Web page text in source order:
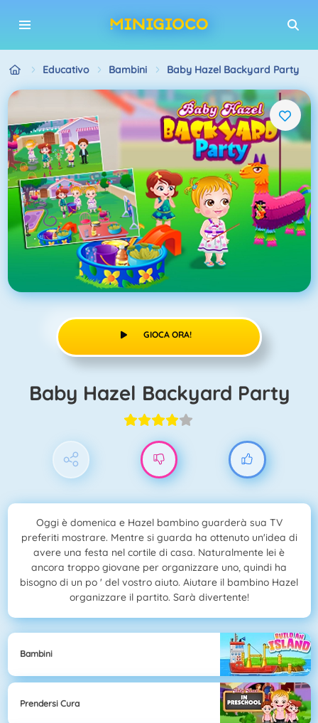
Educativo Bambini Baby Hazel Backyard Party
GIOCA ORA!
Baby Hazel Backyard Party
Oggi è domenica e Hazel bambino guarderà sua TV
preferiti mostrare. Mentre si guarda ha ottenuto un'idea di
avere una festa nel cortile di casa. Naturalmente lei è
ancora troppo giovane per organizzare uno, quindi ha
bisogno di un po ' del vostro aiuto. Aiutare il bambino Hazel
organizzare il partito. Sarà divertente!
Bambini
Prendersi Cura